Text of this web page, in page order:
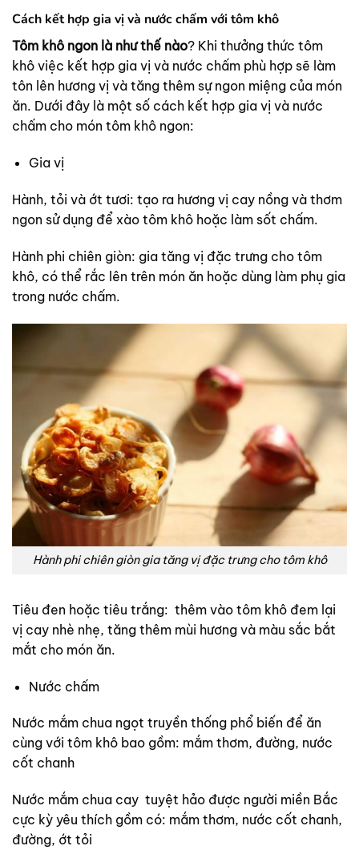
Cách kết hợp gia vị và nước chấm với tôm khô
Tôm khô ngon là như thế nào? Khi thưởng thức tôm
khô việc kết hợp gia vị và nước chấm phù hợp sẽ làm
tôn lên hương vị và tăng thêm sự ngon miệng của món
ăn. Dưới đây là một số cách kết hợp gia vị và nước
chấm cho món tôm khô ngon:
Gia vị
Hành, tỏi và ớt tươi: tạo ra hương vị cay nồng và thơm
ngon sử dụng để xào tôm khô hoặc làm sốt chấm.
Hành phi chiên giòn: gia tăng vị đặc trưng cho tôm
khô, có thể rắc lên trên món ăn hoặc dùng làm phụ gia
trong nước chấm.
Hành phi chiên giòn gia tăng vị đặc trưng cho tôm khô
Tiêu đen hoặc tiêu trắng: thêm vào tôm khô đem lại
vị cay nhè nhẹ, tăng thêm mùi hương và màu sắc bắt
mắt cho món ăn.
Nước chấm
Nước mắm chua ngọt truyền thống phổ biến để ăn
cùng với tôm khô bao gồm: mắm thơm, đường, nước
cốt chanh
Nước mắm chua cay tuyệt hảo được người miền Bắc
cực kỳ yêu thích gồm có: mắm thơm, nước cốt chanh,
đường, ớt tỏi